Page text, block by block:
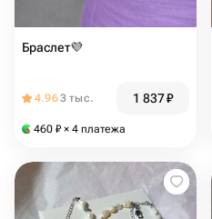
Браслет💜
4.963 тыс. 1 837₽
460 ₽ × 4 платежа